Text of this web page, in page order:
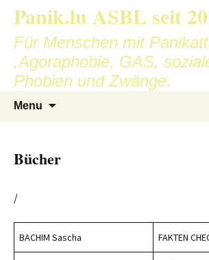
Skip
content
Panik.lu ASBL seit
Für Menschen mit
,Agoraphobie, GAS,
Phobien und Zwänge.
Menu
Bücher
/
BACHIM Sascha FAKTEN